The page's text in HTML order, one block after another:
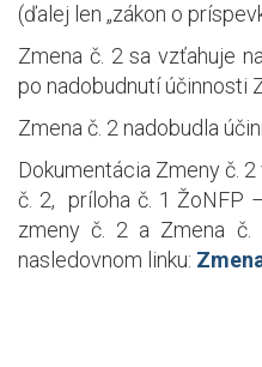
(ďalej len „zákon o
Zmena č. 2 sa vzťahuje
po nadobudnutí účinnosti
Zmena č. 2 nadobudla
Dokumentácia Zmeny č.
č. 2, príloha č. 1 ŽoNFP
zmeny č. 2 a Zmena č.
nasledovnom linku: